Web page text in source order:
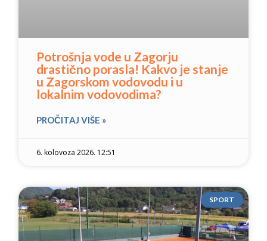
Potrošnja vode u Zagorju
drastično porasla! Kakvo je stanje
u Zagorskom vodovodu i u
lokalnim vodovodima?
PROČITAJ VIŠE »
6. kolovoza 2026. 12:51
SPORT